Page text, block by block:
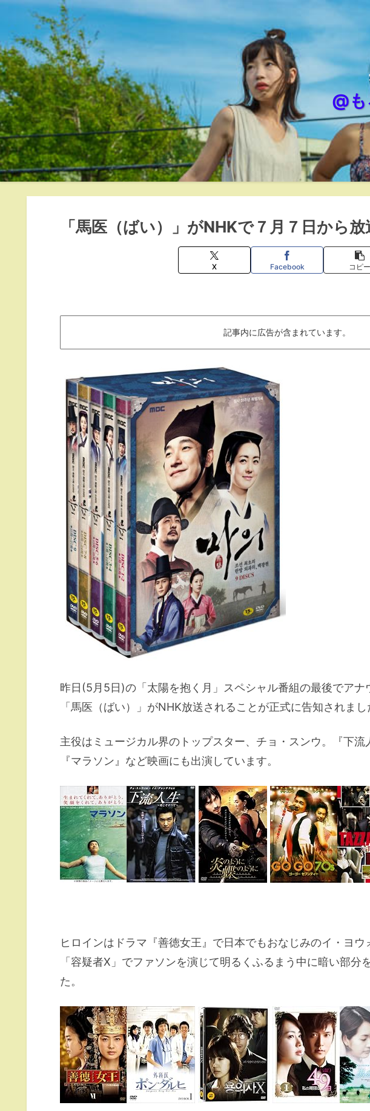
@
「馬医（ばい）」がNHKで７月７日から放
X Facebook コピー
記事内に広告が含まれています。
昨日(5月5日)の「太陽を抱く月」スペシャル番組の最後でアナ
「馬医（ばい）」がNHK放送されることが正式に告知されまし
主役はミュージカル界のトップスター、チョ・スンウ。『下流
『マラソン』など映画にも出演しています。
ヒロインはドラマ『善徳女王』で日本でもおなじみのイ・ヨ
「容疑者X」でファソンを演じて明るくふるまう中に暗い部分
た。